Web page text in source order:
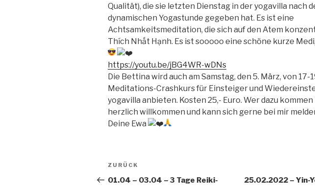
Qualität), die sie letzten Dienstag in der yogavilla nach
dynamischen Yogastunde gegeben hat. Es ist eine
Achtsamkeitsmeditation, die sich auf den Atem
Thích Nhất Hạnh. Es ist sooooo eine schöne kurze
https://youtu.be/jBG4WR-wDNs
Die Bettina wird auch am Samstag, den 5. März, von 17-
Meditations-Crashkurs für Einsteiger und
yogavilla anbieten. Kosten 25,- Euro. Wer dazu
herzlich willkommen und kann sich gerne bei mir
Deine Ewa
Beitragsnavigation
Vorheriger
Beitrag
ZURÜCK
01.04 – 03.04 – 3 Tage Reiki-
25.02.2022 – Yin-